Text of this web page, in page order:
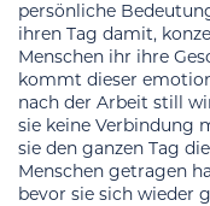
persönliche
ihren Tag damit,
Menschen ihr ihre
kommt dieser
nach der Arbeit still
sie keine Verbindung
sie den ganzen Tag
Menschen getragen
bevor sie sich wieder